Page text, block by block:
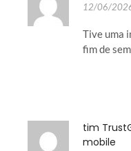
12/06/
Tive uma
fim de
tim
mobile